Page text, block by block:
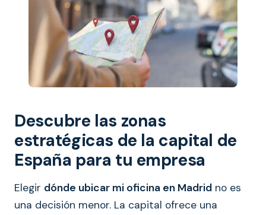
Descubre las zonas
estratégicas de la capital de
España para tu empresa
Elegir dónde ubicar mi oficina en Madrid no es
una decisión menor. La capital ofrece una